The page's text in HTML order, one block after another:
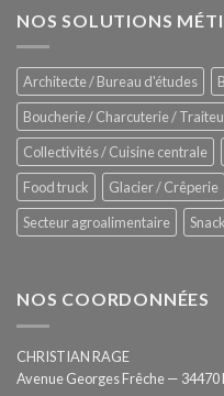
de
–
NOS SOLUTIONS
Architecte / Bureau d'études
Boucherie / Charcuterie /
Collectivités / Cuisine centrale
Food truck
Glacier / Crêperie
Secteur agroalimentaire
NOS COORDONNÉES
CHRISTIAN RAGE
Avenue Georges Frêche — 34470